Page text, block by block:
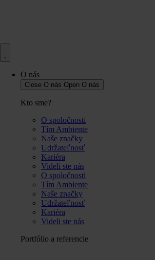
O nás
Close O nás Open O nás
Kto sme?
O spoločnosti
Tím Ambiente
Naše značky
Udržateľnosť
Kariéra
Videli ste nás
O spoločnosti
Tím Ambiente
Naše značky
Udržateľnosť
Kariéra
Videli ste nás
Portfólio a referencie